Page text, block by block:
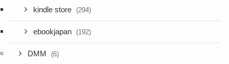
kindle store (294)
ebookjapan (192)
DMM (6)